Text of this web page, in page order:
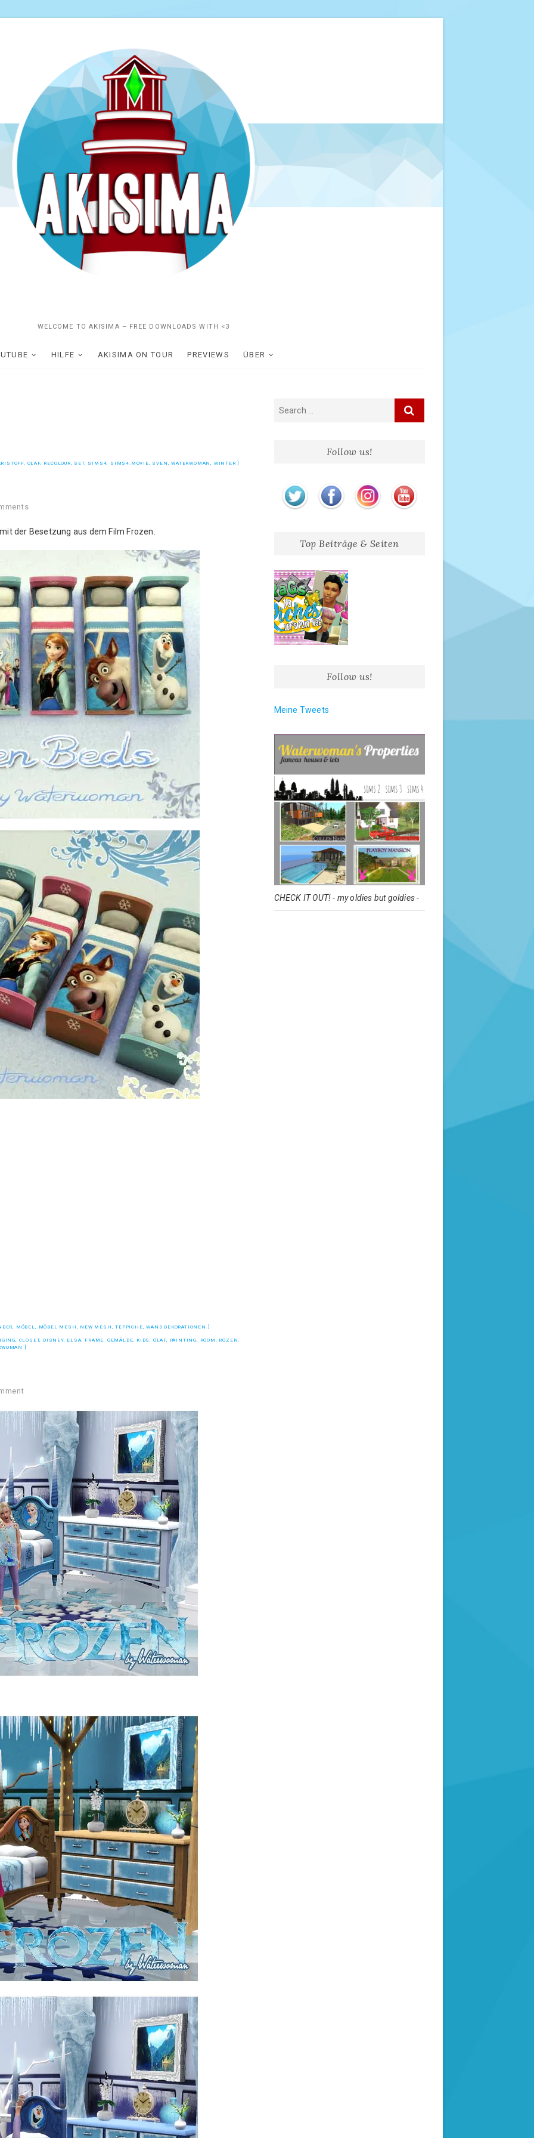
WELCOME TO AKISIMA – FREE DOWNLOADS WITH <3
HILFE AKISIMA ON TOUR PREVIEWS ÜBER
, OLAF, RECOLOUR, SET, SIMS4, SIMS4.MOVIE, SVEN ,WATERWOMAN, WINTER
der Besetzung aus dem Film Frozen.
, MÖBEL, MÖBEL MESH , NEW MESH ,TEPPICHE,WAND DEKORATIONEN
, CLOSET, DISNEY, ELSA, FRAME, GEMÄLDE, KIDS, OLAF, PAINTING, ROOM , ROZEN,
Follow us!
Top Beiträge & Seiten
Follow us!
Meine Tweets
CHECK IT OUT! - my oldies but goldies -